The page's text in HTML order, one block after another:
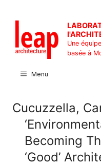
contenu
Une
basée à
Menu
Cucuzzella,
Becoming
‘Good’